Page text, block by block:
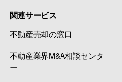
関連サービス
不動産売却の窓口
不動産業界M&A相談センタ
ー